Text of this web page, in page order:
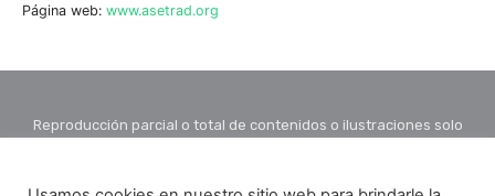
Página web: www.asetrad.org
Reproducción parcial o total de contenidos o ilustraciones solo